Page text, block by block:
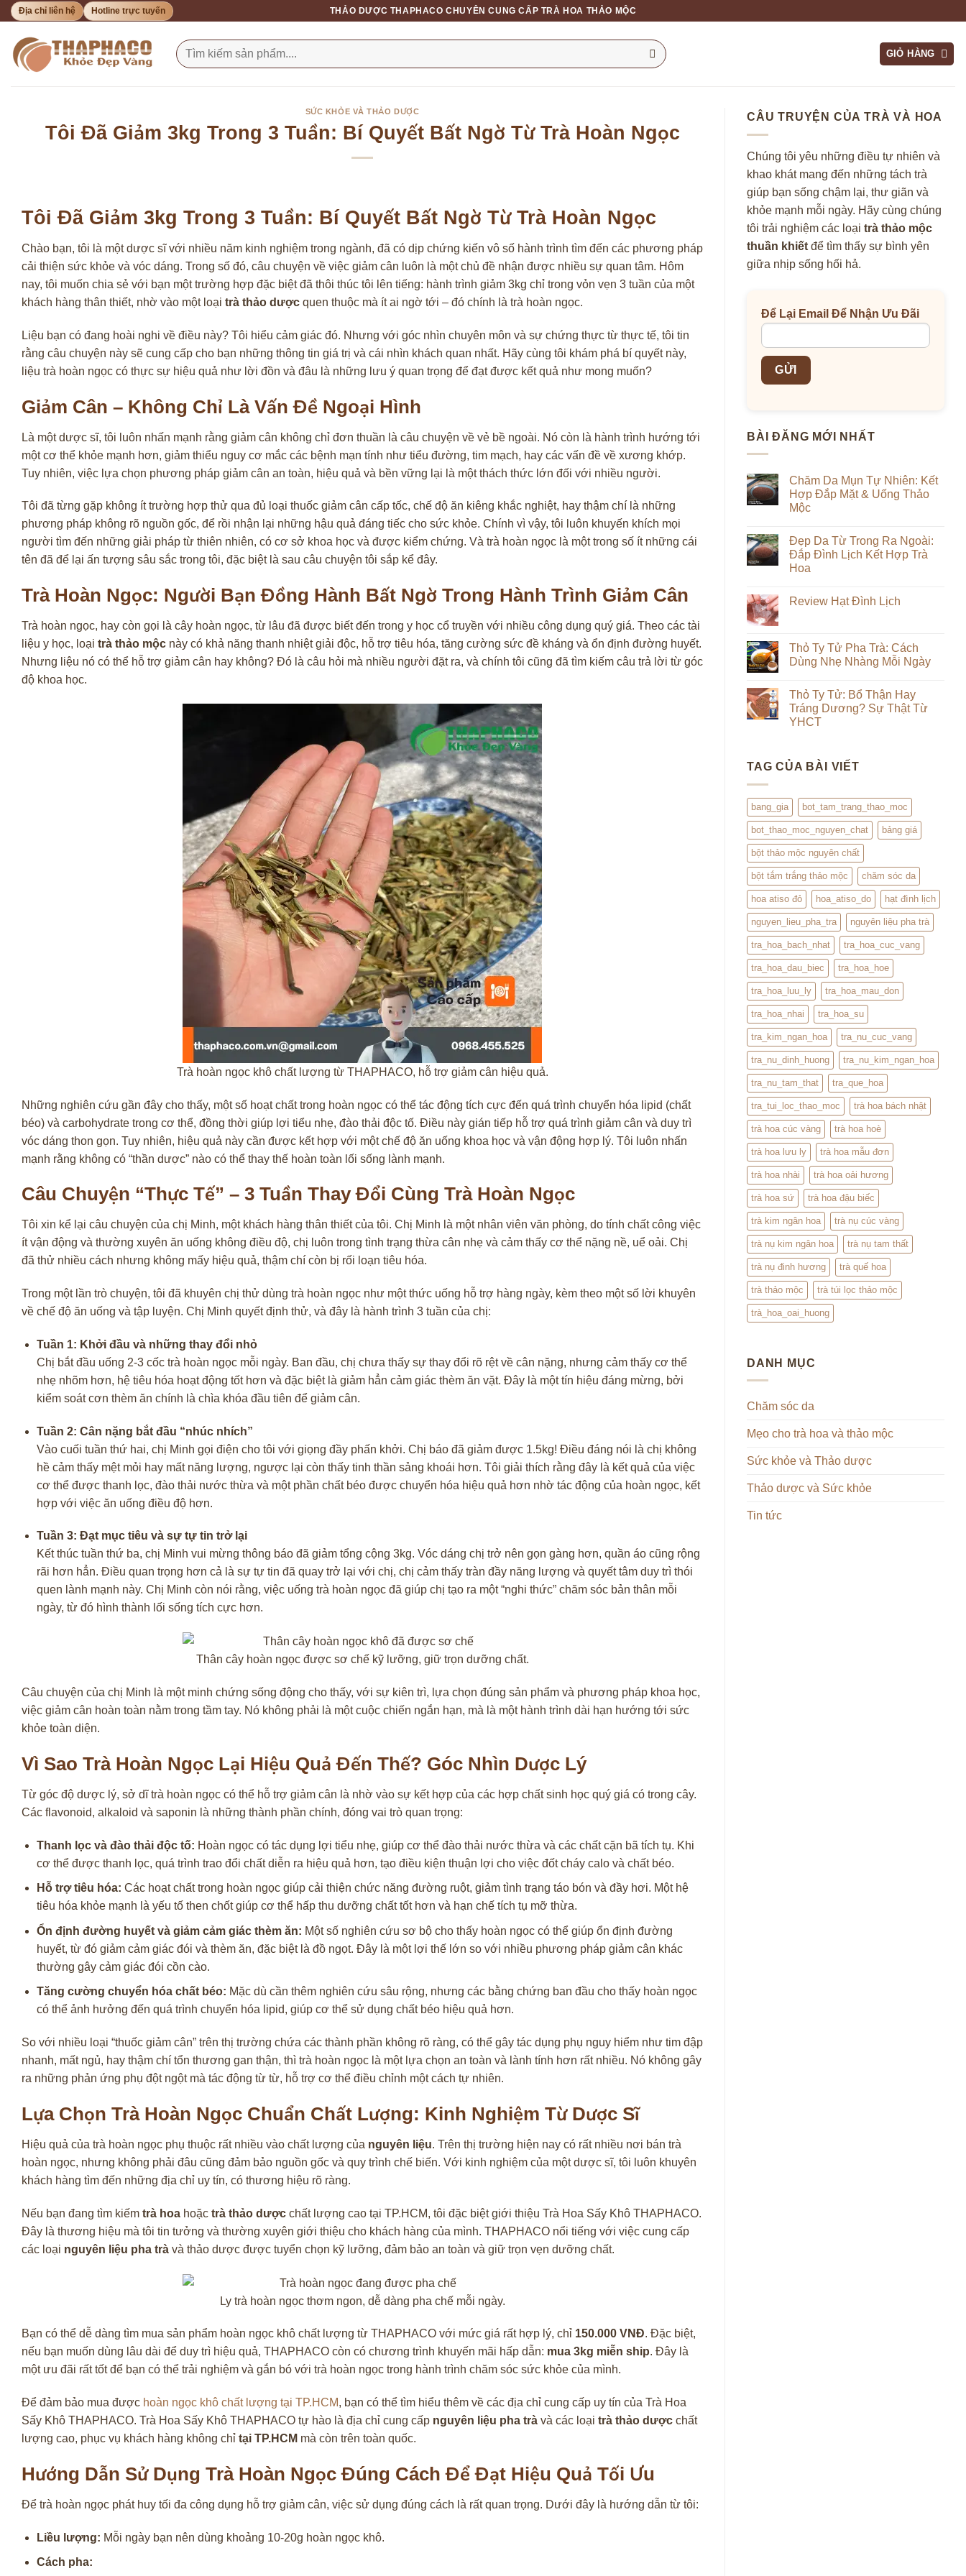
Bỏ
nội
dung
Địa chỉ liên hệ Hotline trực tuyến THẢO DƯỢC THAPHACO CHUYÊN CUNG CẤP TRÀ HOA THẢO MỘC
Tìm
kiếm:
GIỎ HÀNG
SỨC KHỎE VÀ THẢO DƯỢC
Tôi Đã Giảm 3kg Trong 3 Tuần: Bí Quyết Bất Ngờ Từ Trà Hoàn Ngọc
Tôi Đã Giảm 3kg Trong 3 Tuần: Bí Quyết Bất Ngờ Từ Trà Hoàn Ngọc
Chào bạn, tôi là một dược sĩ với nhiều năm kinh nghiệm trong ngành, đã có dịp chứng kiến vô số hành trình tìm đến các phương pháp
cải thiện sức khỏe và vóc dáng. Trong số đó, câu chuyện về việc giảm cân luôn là một chủ đề nhận được nhiều sự quan tâm. Hôm
nay, tôi muốn chia sẻ với bạn một trường hợp đặc biệt đã thôi thúc tôi lên tiếng: hành trình giảm 3kg chỉ trong vỏn vẹn 3 tuần của một
khách hàng thân thiết, nhờ vào một loại trà thảo dược quen thuộc mà ít ai ngờ tới – đó chính là trà hoàn ngọc.
Liệu bạn có đang hoài nghi về điều này? Tôi hiểu cảm giác đó. Nhưng với góc nhìn chuyên môn và sự chứng thực từ thực tế, tôi tin
rằng câu chuyện này sẽ cung cấp cho bạn những thông tin giá trị và cái nhìn khách quan nhất. Hãy cùng tôi khám phá bí quyết này,
liệu trà hoàn ngọc có thực sự hiệu quả như lời đồn và đâu là những lưu ý quan trọng để đạt được kết quả như mong muốn?
Giảm Cân – Không Chỉ Là Vấn Đề Ngoại Hình
Là một dược sĩ, tôi luôn nhấn mạnh rằng giảm cân không chỉ đơn thuần là câu chuyện về vẻ bề ngoài. Nó còn là hành trình hướng tới
một cơ thể khỏe mạnh hơn, giảm thiểu nguy cơ mắc các bệnh mạn tính như tiểu đường, tim mạch, hay các vấn đề về xương khớp.
Tuy nhiên, việc lựa chọn phương pháp giảm cân an toàn, hiệu quả và bền vững lại là một thách thức lớn đối với nhiều người.
Tôi đã từng gặp không ít trường hợp thử qua đủ loại thuốc giảm cân cấp tốc, chế độ ăn kiêng khắc nghiệt, hay thậm chí là những
phương pháp không rõ nguồn gốc, để rồi nhận lại những hậu quả đáng tiếc cho sức khỏe. Chính vì vậy, tôi luôn khuyến khích mọi
người tìm đến những giải pháp từ thiên nhiên, có cơ sở khoa học và được kiểm chứng. Và trà hoàn ngọc là một trong số ít những cái
tên đã để lại ấn tượng sâu sắc trong tôi, đặc biệt là sau câu chuyện tôi sắp kể đây.
Trà Hoàn Ngọc: Người Bạn Đồng Hành Bất Ngờ Trong Hành Trình Giảm Cân
Trà hoàn ngọc, hay còn gọi là cây hoàn ngọc, từ lâu đã được biết đến trong y học cổ truyền với nhiều công dụng quý giá. Theo các tài
liệu y học, loại trà thảo mộc này có khả năng thanh nhiệt giải độc, hỗ trợ tiêu hóa, tăng cường sức đề kháng và ổn định đường huyết.
Nhưng liệu nó có thể hỗ trợ giảm cân hay không? Đó là câu hỏi mà nhiều người đặt ra, và chính tôi cũng đã tìm kiếm câu trả lời từ góc
độ khoa học.
Trà hoàn ngọc khô chất lượng từ THAPHACO, hỗ trợ giảm cân hiệu quả.
Những nghiên cứu gần đây cho thấy, một số hoạt chất trong hoàn ngọc có thể tác động tích cực đến quá trình chuyển hóa lipid (chất
béo) và carbohydrate trong cơ thể, đồng thời giúp lợi tiểu nhẹ, đào thải độc tố. Điều này gián tiếp hỗ trợ quá trình giảm cân và duy trì
vóc dáng thon gọn. Tuy nhiên, hiệu quả này cần được kết hợp với một chế độ ăn uống khoa học và vận động hợp lý. Tôi luôn nhấn
mạnh rằng không có “thần dược” nào có thể thay thế hoàn toàn lối sống lành mạnh.
Câu Chuyện “Thực Tế” – 3 Tuần Thay Đổi Cùng Trà Hoàn Ngọc
Tôi xin kể lại câu chuyện của chị Minh, một khách hàng thân thiết của tôi. Chị Minh là một nhân viên văn phòng, do tính chất công việc
ít vận động và thường xuyên ăn uống không điều độ, chị luôn trong tình trạng thừa cân nhẹ và cảm thấy cơ thể nặng nề, uể oải. Chị
đã thử nhiều cách nhưng không mấy hiệu quả, thậm chí còn bị rối loạn tiêu hóa.
Trong một lần trò chuyện, tôi đã khuyên chị thử dùng trà hoàn ngọc như một thức uống hỗ trợ hàng ngày, kèm theo một số lời khuyên
về chế độ ăn uống và tập luyện. Chị Minh quyết định thử, và đây là hành trình 3 tuần của chị:
Tuần 1: Khởi đầu và những thay đổi nhỏ
Chị bắt đầu uống 2-3 cốc trà hoàn ngọc mỗi ngày. Ban đầu, chị chưa thấy sự thay đổi rõ rệt về cân nặng, nhưng cảm thấy cơ thể
nhẹ nhõm hơn, hệ tiêu hóa hoạt động tốt hơn và đặc biệt là giảm hẳn cảm giác thèm ăn vặt. Đây là một tín hiệu đáng mừng, bởi
kiểm soát cơn thèm ăn chính là chìa khóa đầu tiên để giảm cân.
Tuần 2: Cân nặng bắt đầu “nhúc nhích”
Vào cuối tuần thứ hai, chị Minh gọi điện cho tôi với giọng đầy phấn khởi. Chị báo đã giảm được 1.5kg! Điều đáng nói là chị không
hề cảm thấy mệt mỏi hay mất năng lượng, ngược lại còn thấy tinh thần sảng khoái hơn. Tôi giải thích rằng đây là kết quả của việc
cơ thể được thanh lọc, đào thải nước thừa và một phần chất béo được chuyển hóa hiệu quả hơn nhờ tác động của hoàn ngọc, kết
hợp với việc ăn uống điều độ hơn.
Tuần 3: Đạt mục tiêu và sự tự tin trở lại
Kết thúc tuần thứ ba, chị Minh vui mừng thông báo đã giảm tổng cộng 3kg. Vóc dáng chị trở nên gọn gàng hơn, quần áo cũng rộng
rãi hơn hẳn. Điều quan trọng hơn cả là sự tự tin đã quay trở lại với chị, chị cảm thấy tràn đầy năng lượng và quyết tâm duy trì thói
quen lành mạnh này. Chị Minh còn nói rằng, việc uống trà hoàn ngọc đã giúp chị tạo ra một “nghi thức” chăm sóc bản thân mỗi
ngày, từ đó hình thành lối sống tích cực hơn.
Thân cây hoàn ngọc được sơ chế kỹ lưỡng, giữ trọn dưỡng chất.
Câu chuyện của chị Minh là một minh chứng sống động cho thấy, với sự kiên trì, lựa chọn đúng sản phẩm và phương pháp khoa học,
việc giảm cân hoàn toàn nằm trong tầm tay. Nó không phải là một cuộc chiến ngắn hạn, mà là một hành trình dài hạn hướng tới sức
khỏe toàn diện.
Vì Sao Trà Hoàn Ngọc Lại Hiệu Quả Đến Thế? Góc Nhìn Dược Lý
Từ góc độ dược lý, sở dĩ trà hoàn ngọc có thể hỗ trợ giảm cân là nhờ vào sự kết hợp của các hợp chất sinh học quý giá có trong cây.
Các flavonoid, alkaloid và saponin là những thành phần chính, đóng vai trò quan trọng:
Thanh lọc và đào thải độc tố: Hoàn ngọc có tác dụng lợi tiểu nhẹ, giúp cơ thể đào thải nước thừa và các chất cặn bã tích tụ. Khi
cơ thể được thanh lọc, quá trình trao đổi chất diễn ra hiệu quả hơn, tạo điều kiện thuận lợi cho việc đốt cháy calo và chất béo.
Hỗ trợ tiêu hóa: Các hoạt chất trong hoàn ngọc giúp cải thiện chức năng đường ruột, giảm tình trạng táo bón và đầy hơi. Một hệ
tiêu hóa khỏe mạnh là yếu tố then chốt giúp cơ thể hấp thu dưỡng chất tốt hơn và hạn chế tích tụ mỡ thừa.
Ổn định đường huyết và giảm cảm giác thèm ăn: Một số nghiên cứu sơ bộ cho thấy hoàn ngọc có thể giúp ổn định đường
huyết, từ đó giảm cảm giác đói và thèm ăn, đặc biệt là đồ ngọt. Đây là một lợi thế lớn so với nhiều phương pháp giảm cân khác
thường gây cảm giác đói cồn cào.
Tăng cường chuyển hóa chất béo: Mặc dù cần thêm nghiên cứu sâu rộng, nhưng các bằng chứng ban đầu cho thấy hoàn ngọc
có thể ảnh hưởng đến quá trình chuyển hóa lipid, giúp cơ thể sử dụng chất béo hiệu quả hơn.
So với nhiều loại “thuốc giảm cân” trên thị trường chứa các thành phần không rõ ràng, có thể gây tác dụng phụ nguy hiểm như tim đập
nhanh, mất ngủ, hay thậm chí tổn thương gan thận, thì trà hoàn ngọc là một lựa chọn an toàn và lành tính hơn rất nhiều. Nó không gây
ra những phản ứng phụ đột ngột mà tác động từ từ, hỗ trợ cơ thể điều chỉnh một cách tự nhiên.
Lựa Chọn Trà Hoàn Ngọc Chuẩn Chất Lượng: Kinh Nghiệm Từ Dược Sĩ
Hiệu quả của trà hoàn ngọc phụ thuộc rất nhiều vào chất lượng của nguyên liệu. Trên thị trường hiện nay có rất nhiều nơi bán trà
hoàn ngọc, nhưng không phải đâu cũng đảm bảo nguồn gốc và quy trình chế biến. Với kinh nghiệm của một dược sĩ, tôi luôn khuyên
khách hàng tìm đến những địa chỉ uy tín, có thương hiệu rõ ràng.
Nếu bạn đang tìm kiếm trà hoa hoặc trà thảo dược chất lượng cao tại TP.HCM, tôi đặc biệt giới thiệu Trà Hoa Sấy Khô THAPHACO.
Đây là thương hiệu mà tôi tin tưởng và thường xuyên giới thiệu cho khách hàng của mình. THAPHACO nổi tiếng với việc cung cấp
các loại nguyên liệu pha trà và thảo dược được tuyển chọn kỹ lưỡng, đảm bảo an toàn và giữ trọn vẹn dưỡng chất.
Ly trà hoàn ngọc thơm ngon, dễ dàng pha chế mỗi ngày.
Bạn có thể dễ dàng tìm mua sản phẩm hoàn ngọc khô chất lượng từ THAPHACO với mức giá rất hợp lý, chỉ 150.000 VNĐ. Đặc biệt,
nếu bạn muốn dùng lâu dài để duy trì hiệu quả, THAPHACO còn có chương trình khuyến mãi hấp dẫn: mua 3kg miễn ship. Đây là
một ưu đãi rất tốt để bạn có thể trải nghiệm và gắn bó với trà hoàn ngọc trong hành trình chăm sóc sức khỏe của mình.
Để đảm bảo mua được hoàn ngọc khô chất lượng tại TP.HCM, bạn có thể tìm hiểu thêm về các địa chỉ cung cấp uy tín của Trà Hoa
Sấy Khô THAPHACO. Trà Hoa Sấy Khô THAPHACO tự hào là địa chỉ cung cấp nguyên liệu pha trà và các loại trà thảo dược chất
lượng cao, phục vụ khách hàng không chỉ tại TP.HCM mà còn trên toàn quốc.
Hướng Dẫn Sử Dụng Trà Hoàn Ngọc Đúng Cách Để Đạt Hiệu Quả Tối Ưu
Để trà hoàn ngọc phát huy tối đa công dụng hỗ trợ giảm cân, việc sử dụng đúng cách là rất quan trọng. Dưới đây là hướng dẫn từ tôi:
Liều lượng: Mỗi ngày bạn nên dùng khoảng 10-20g hoàn ngọc khô.
Cách pha:
CÂU TRUYỆN CỦA TRÀ VÀ HOA
Chúng tôi yêu những điều tự nhiên và
khao khát mang đến những tách trà
giúp bạn sống chậm lại, thư giãn và
khỏe mạnh mỗi ngày. Hãy cùng chúng
tôi trải nghiệm các loại trà thảo mộc
thuần khiết để tìm thấy sự bình yên
giữa nhịp sống hối hả.
Để Lại Email Để Nhận Ưu Đãi
BÀI ĐĂNG MỚI NHẤT
Chăm Da Mụn Tự Nhiên: Kết
Hợp Đắp Mặt & Uống Thảo
Mộc
bình
luận
ở
Chăm
Tự
Nhiên:
Mặt
&
Uống
Đẹp Da Từ Trong Ra Ngoài:
Đắp Đình Lịch Kết Hợp Trà
Hoa
bình
Từ
Trong
Ra
Đình
Lịch
Kết
Hợp
Review Hạt Đình Lịch
luận
ở
Review
Lịch
Thỏ Ty Tử Pha Trà: Cách
Dùng Nhẹ Nhàng Mỗi Ngày
bình
luận
ở
Thỏ
Trà:
Cách
Nhàng
Mỗi
Ngày
Thỏ Ty Tử: Bổ Thận Hay
Tráng Dương? Sự Thật Từ
YHCT
luận
ở
Tử:
Bổ
Thận
Hay
Tráng
Dương?
Sự
Thật
Từ
YHCT
TAG CỦA BÀI VIẾT
bang_gia bot_tam_trang_thao_moc
bot_thao_moc_nguyen_chat bảng giá
bột thảo mộc nguyên chất
bột tắm trắng thảo mộc chăm sóc da
hoa atiso đỏ hoa_atiso_do hạt đình lịch
nguyen_lieu_pha_tra nguyên liệu pha trà
tra_hoa_bach_nhat tra_hoa_cuc_vang
tra_hoa_dau_biec tra_hoa_hoe
tra_hoa_luu_ly tra_hoa_mau_don
tra_hoa_nhai tra_hoa_su
tra_kim_ngan_hoa tra_nu_cuc_vang
tra_nu_dinh_huong tra_nu_kim_ngan_hoa
tra_nu_tam_that tra_que_hoa
tra_tui_loc_thao_moc trà hoa bách nhật
trà hoa cúc vàng trà hoa hoè
trà hoa lưu ly trà hoa mẫu đơn
trà hoa nhài trà hoa oải hương
trà hoa sứ trà hoa đậu biếc
trà kim ngân hoa trà nụ cúc vàng
trà nụ kim ngân hoa trà nụ tam thất
trà nụ đinh hương trà quế hoa
trà thảo mộc trà túi lọc thảo mộc
trà_hoa_oai_huong
DANH MỤC
Chăm sóc da
Mẹo cho trà hoa và thảo mộc
Sức khỏe và Thảo dược
Thảo dược và Sức khỏe
Tin tức